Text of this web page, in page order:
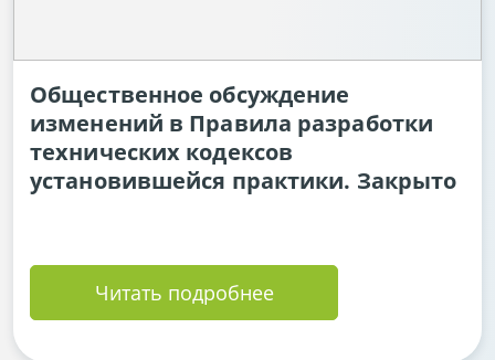
Общественное обсуждение
изменений в Правила разработки
технических кодексов
установившейся практики. Закрыто
Читать подробнее